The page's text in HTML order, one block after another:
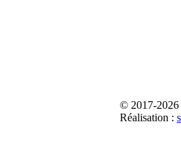
© 2017-2026
Réalisation :